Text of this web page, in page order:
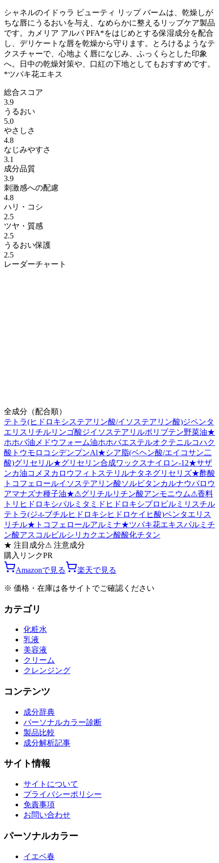
シャネルのイドゥラ ビューティ リップ バームは、乾燥しが
ちな唇にうるおいを与え、なめらかに整えるリップケア製品
です。カメリア アルバ PFA*をはじめとする保湿成分を配合
し、デリケートな唇を乾燥から守ります。とろけるようなテ
クスチャーで、心地よく唇になじみ、ふっくらとした印象
へ。日中の乾燥対策や、口紅の下地としてもおすすめです。
*ツバキ花エキス
総合スコア
3.9
うるおい
5.0
やさしさ
4.8
なじみやすさ
3.1
成分品質
3.9
刺激感への配慮
4.8
ハリ・コシ
2.5
ツヤ・質感
2.5
うるおい保護
2.5
レーダーチャート
全成分（配合順）
テトラ(ヒドロキシステアリン酸/イソステアリン酸)ジペンタ
エリスリチルリンゴ酸ジイソステアリルポリブテン野菜油★
ホホバ油 メドウフォーム油ホホバエステルオクテニルコハク
酸トウモロコシデンプンAl★シア脂(ベヘン酸/エイコサン二
酸)グリセリル★グリセリン合成ワックスナイロン-12★サザ
ンカ油コメヌカロウフィトステリルナタネグリセリズ★酢酸
トコフェロールイソステアリン酸ソルビタンカルナウバロウ
アマナズナ種子油★⚠グリチルリチン酸アンモニウム⚠香料
トリヒドロキシパルミタミドヒドロキシプロピルミリスチル
テトラ(ジ-t-ブチルヒドロキシヒドロケイヒ酸)ペンタエリス
リチル★ トコフェロールアルミナ★ツバキ花エキスパルミチ
ン酸アスコルビルシリカ クエン酸酸化チタン
★ 注目成分⚠ 注意成分
購入リンクPR
Amazonで見る
楽天で見る
※ 価格・在庫は各サイトでご確認ください
カテゴリ
化粧水
乳液
美容液
クリーム
クレンジング
コンテンツ
成分辞典
パーソナルカラー診断
製品比較
成分解析記事
サイト情報
サイトについて
プライバシーポリシー
免責事項
お問い合わせ
パーソナルカラー
イエベ春